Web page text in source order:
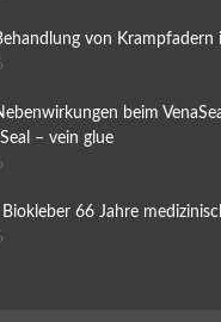
von Krampfadern
beim
– vein glue
66 Jahre